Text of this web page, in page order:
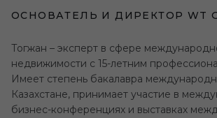
ОСНОВАТЕЛЬ И ДИРЕКТОР WT
Тогжан – эксперт в сфере
недвижимости с 15-летним
Имеет степень бакалавра
Казахстане, принимает участие в
бизнес-конференциях и выставках